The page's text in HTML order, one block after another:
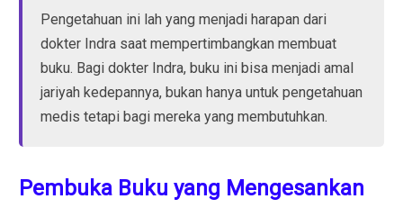
Pengetahuan ini lah yang menjadi harapan dari
dokter Indra saat mempertimbangkan membuat
buku. Bagi dokter Indra, buku ini bisa menjadi amal
jariyah kedepannya, bukan hanya untuk pengetahuan
medis tetapi bagi mereka yang membutuhkan.
Pembuka Buku yang Mengesankan